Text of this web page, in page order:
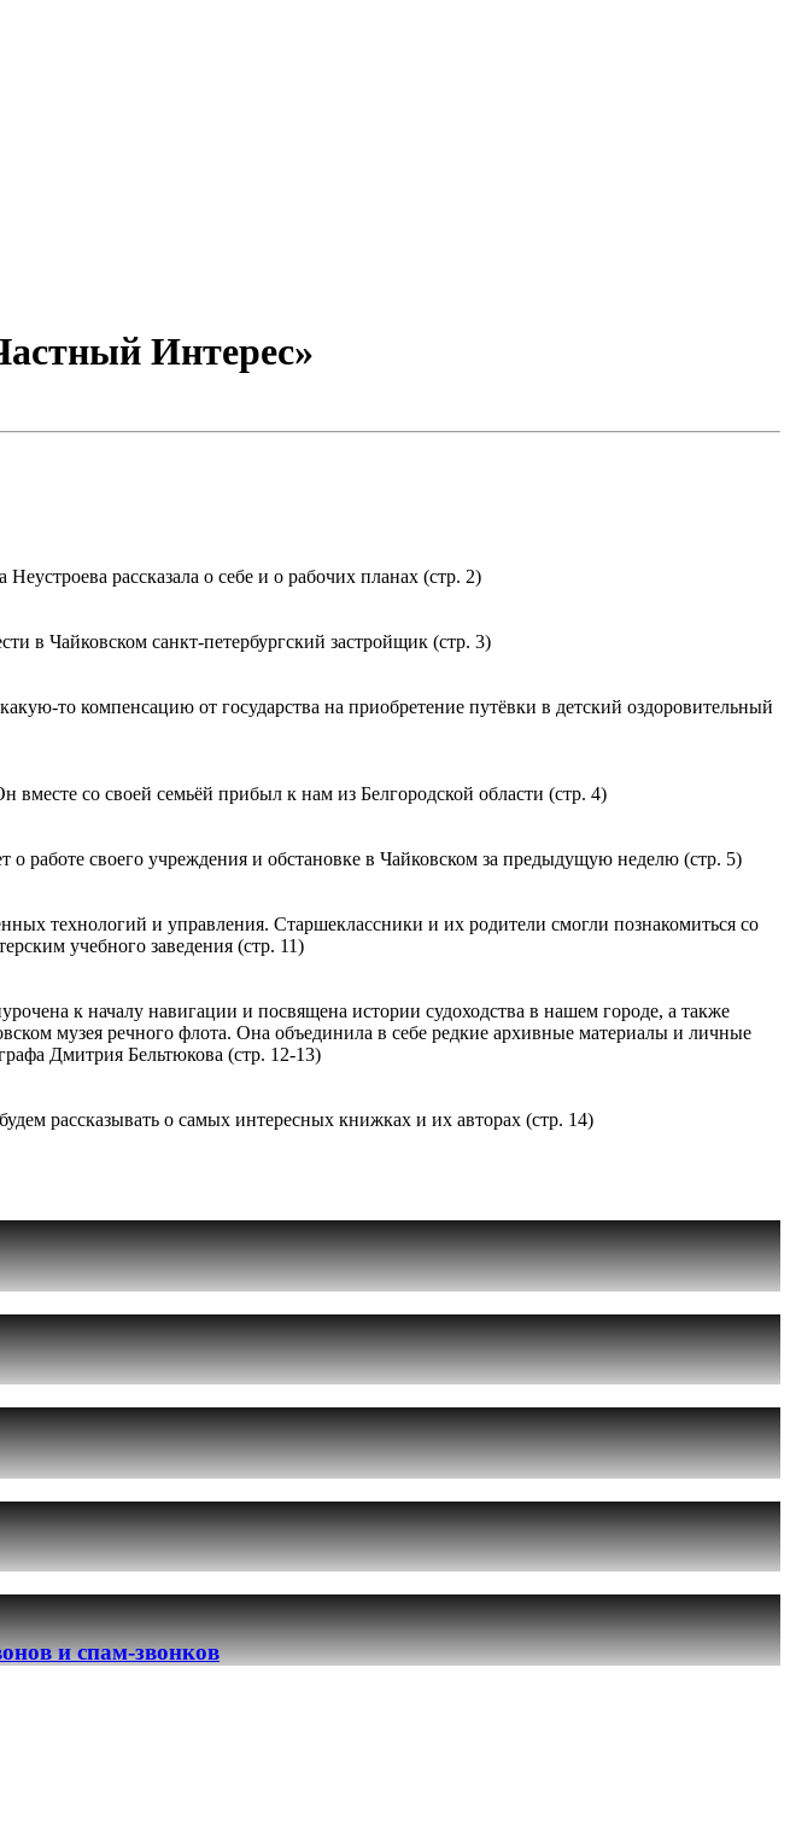
Интерес»
рассказала о себе и о рабочих планах (стр. 2)
в Чайковском санкт-петербургский застройщик (стр. 3)
то компенсацию от государства на приобретение путёвки в детский оздоровительный
со своей семьёй прибыл к нам из Белгородской области (стр. 4)
работе своего учреждения и обстановке в Чайковском за предыдущую неделю (стр. 5)
технологий и управления. Старшеклассники и их родители смогли познакомиться со
учебного заведения (стр. 11)
к началу навигации и посвящена истории судоходства в нашем городе, а также
музея речного флота. Она объединила в себе редкие архивные материалы и личные
Дмитрия Бельтюкова (стр. 12-13)
рассказывать о самых интересных книжках и их авторах (стр. 14)
и спам-звонков